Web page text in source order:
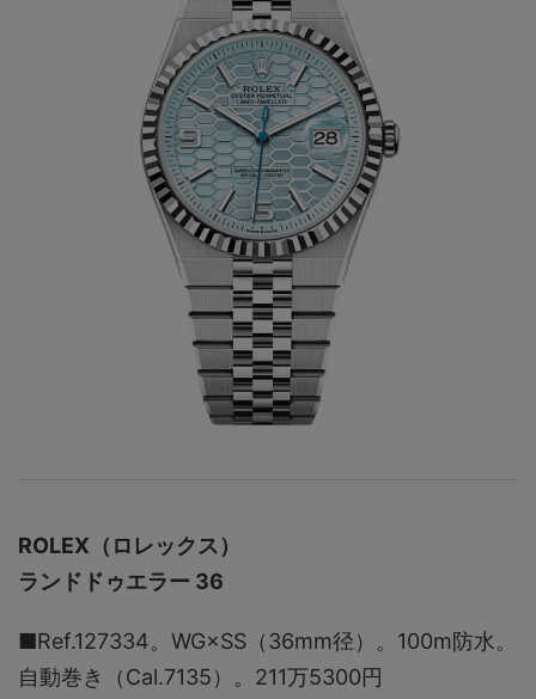
ROLEX（ロレックス）
ランドドゥエラー 36
■Ref.127334。WG×SS（36mm径）。100m防水。
自動巻き（Cal.7135）。211万5300円